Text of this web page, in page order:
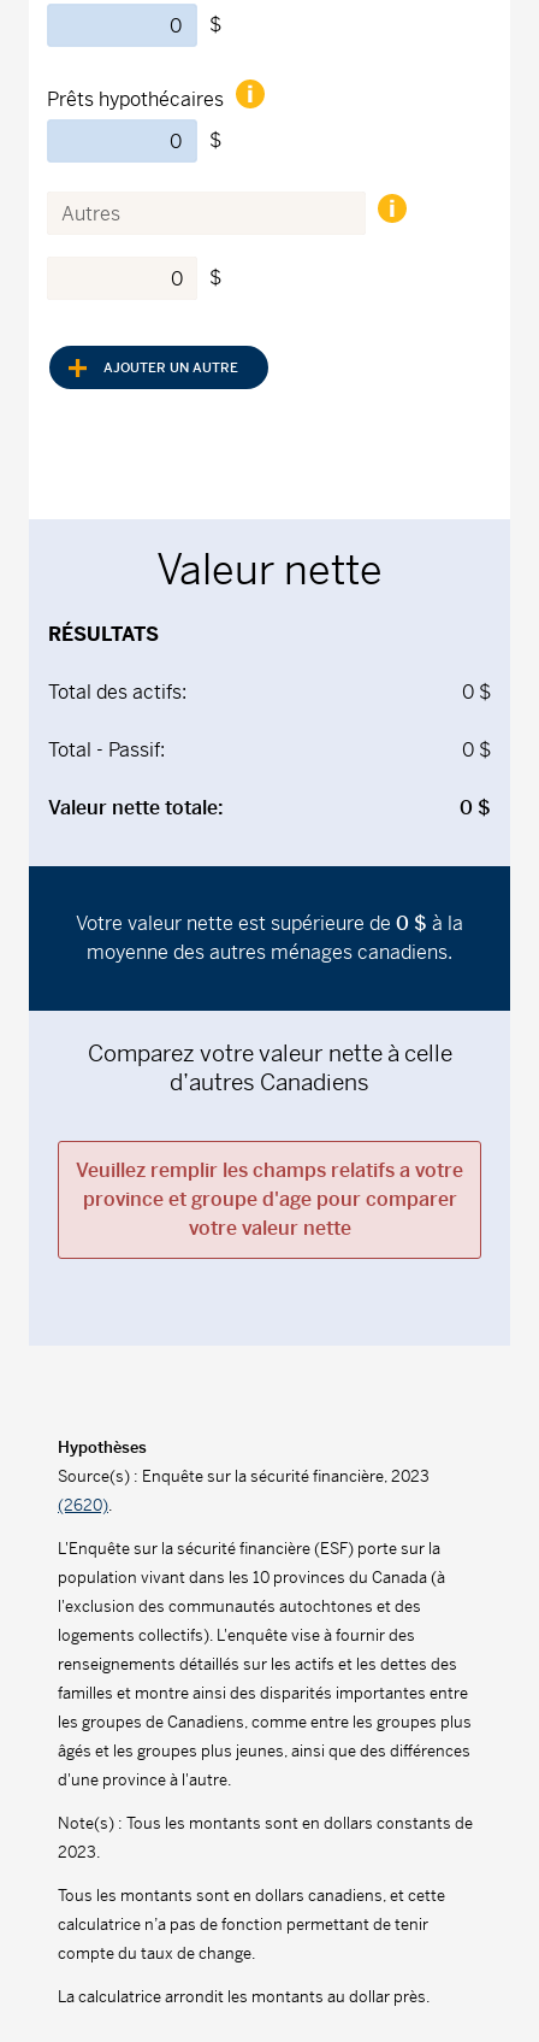
$
Prêts hypothécaires
$
$
AJOUTER UN AUTRE
Valeur nette
RÉSULTATS
Total des actifs: 0 $
Total - Passif: 0 $
Valeur nette totale: 0 $
Votre valeur nette estsupérieure de 0 $ à la
moyenne des autres ménages canadiens.
Comparez votre valeur nette à celle
d’autres Canadiens
Veuillez remplir les champs relatifs a votre
province et groupe d'age pour comparer
votre valeur nette
Hypothèses
Source(s) : Enquête sur la sécurité financière, 2023
(2620).
L'Enquête sur la sécurité financière (ESF) porte sur la
population vivant dans les 10 provinces du Canada (à
l'exclusion des communautés autochtones et des
logements collectifs). L'enquête vise à fournir des
renseignements détaillés sur les actifs et les dettes des
familles et montre ainsi des disparités importantes entre
les groupes de Canadiens, comme entre les groupes plus
âgés et les groupes plus jeunes, ainsi que des différences
d'une province à l'autre.
Note(s) : Tous les montants sont en dollars constants de
2023.
Tous les montants sont en dollars canadiens, et cette
calculatrice n’a pas de fonction permettant de tenir
compte du taux de change.
La calculatrice arrondit les montants au dollar près.